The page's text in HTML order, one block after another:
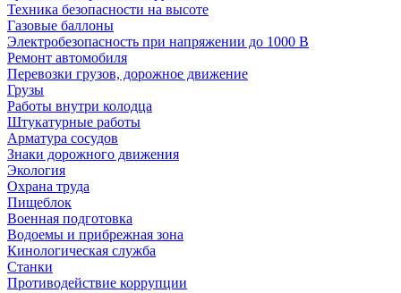
Техника безопасности на высоте
Газовые баллоны
Электробезопасность при напряжении до 1000 В
Ремонт автомобиля
Перевозки грузов, дорожное движение
Грузы
Работы внутри колодца
Штукатурные работы
Арматура сосудов
Знаки дорожного движения
Экология
Охрана труда
Пищеблок
Военная подготовка
Водоемы и прибрежная зона
Кинологическая служба
Станки
Противодействие коррупции